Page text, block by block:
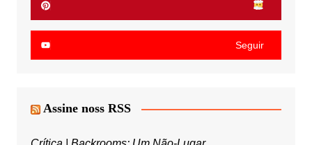
Seguir
Assine noss RSS